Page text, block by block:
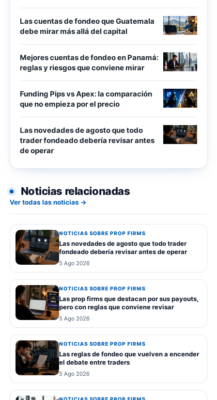
Las cuentas de fondeo que Guatemala
debe mirar más allá del capital
Mejores cuentas de fondeo en Panamá:
reglas y riesgos que conviene mirar
Funding Pips vs Apex: la comparación
que no empieza por el precio
Las novedades de agosto que todo
trader fondeado debería revisar antes
de operar
Noticias relacionadas
Ver todas las noticias →
NOTICIAS SOBRE PROP FIRMS
Las novedades de agosto que todo trader
fondeado debería revisar antes de operar
5 Ago 2026
NOTICIAS SOBRE PROP FIRMS
Las prop firms que destacan por sus payouts,
pero con reglas que conviene revisar
5 Ago 2026
NOTICIAS SOBRE PROP FIRMS
Las reglas de fondeo que vuelven a encender
el debate entre traders
5 Ago 2026